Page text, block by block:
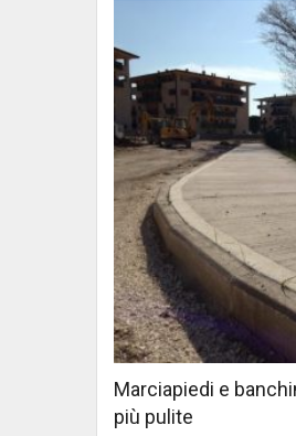
Marciapiedi e
più pulite